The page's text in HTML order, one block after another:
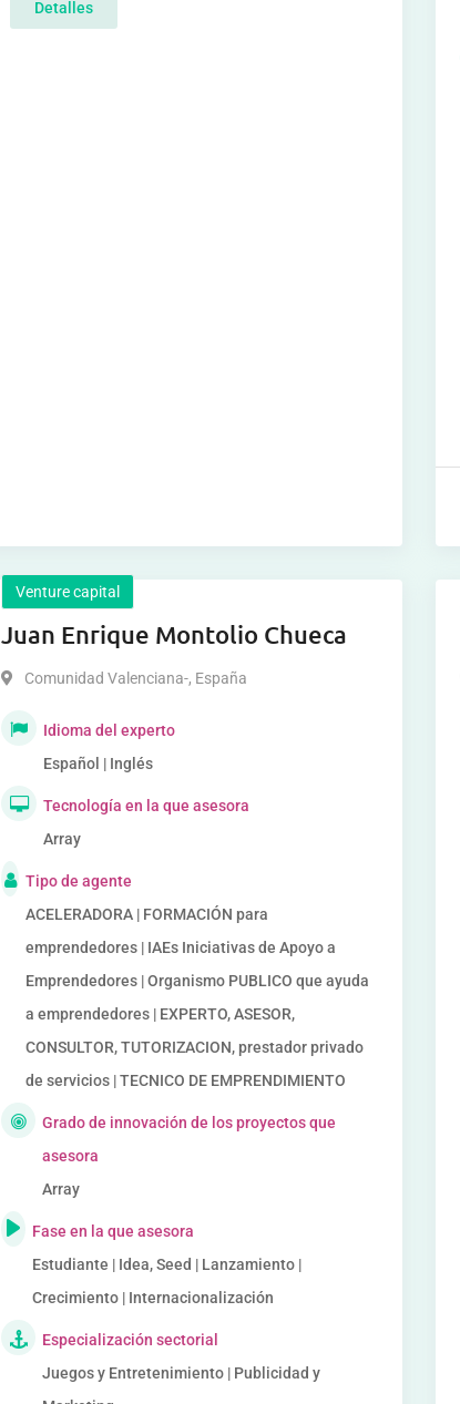
Detalles
Venture capital
Juan Enrique Montolio Chueca
Comunidad Valenciana-, España
Idioma del experto
Español | Inglés
Tecnología en la que asesora
Array
Tipo de agente
ACELERADORA | FORMACIÓN para
emprendedores | IAEs Iniciativas de Apoyo a
Emprendedores | Organismo PUBLICO que ayuda
a emprendedores | EXPERTO, ASESOR,
CONSULTOR, TUTORIZACION, prestador privado
de servicios | TECNICO DE EMPRENDIMIENTO
Grado de innovación de los proyectos que
asesora
Array
Fase en la que asesora
Estudiante | Idea, Seed | Lanzamiento |
Crecimiento | Internacionalización
Especialización sectorial
Juegos y Entretenimiento | Publicidad y